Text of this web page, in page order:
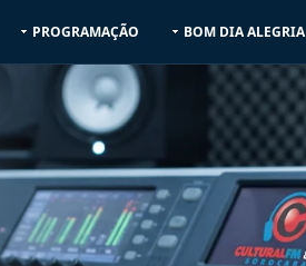
PROGRAMAÇÃO BOM DIA ALEGRIA